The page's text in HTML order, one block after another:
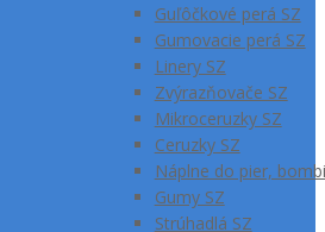
Guľôčkové perá SZ
Gumovacie perá SZ
Linery SZ
Zvýrazňovače SZ
Mikroceruzky SZ
Ceruzky SZ
Náplne do pier,
Gumy SZ
Strúhadlá SZ